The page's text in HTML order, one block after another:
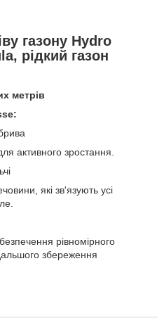
газону Hydro
рідкий газон
метрів
активного зростання.
які зв'язують усі
рівномірного
збереження